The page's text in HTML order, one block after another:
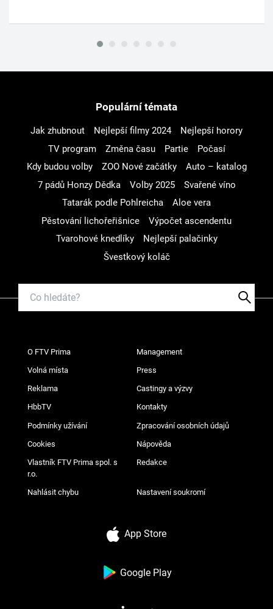
Populární témata
Jak zhubnout Nejlepší filmy 2024
Nejlepší horory
TV program
Změna času Partie
Počasí
Kdy budou volby
ZOO Nové začátky
Auto – katalog
7 pádů Honzy Dědka
Volby 2025
Svařené víno
Tatarák podle Pohlreicha
Aloe vera
Pěstování lichořeřišnice
Výpočet ascendentu
Tvarohové knedlíky
Nejlepší palačinky
Švestkový koláč
O FTV Prima Management
Volná místa Press
Reklama Castingy a výzvy
HbbTV Kontakty
Podmínky užívání Zpracování osobních údajů
Cookies Nápověda
Vlastník FTV Prima spol. s
r.o.
Redakce
Nahlásit chybu Nastavení soukromí
App Store
Google Play